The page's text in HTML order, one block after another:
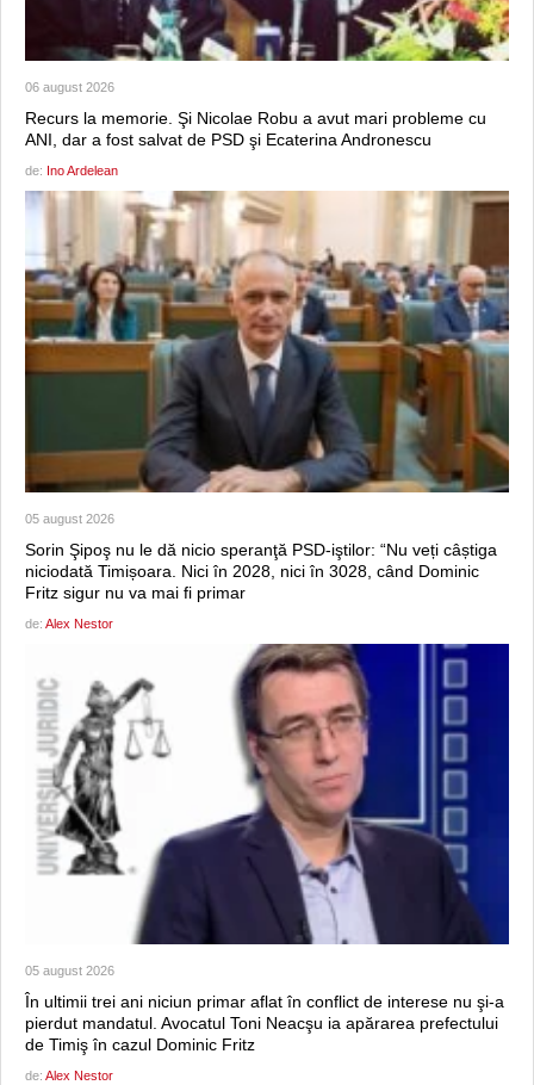
06 august 2026
Recurs la memorie. Şi Nicolae Robu a avut mari probleme cu
ANI, dar a fost salvat de PSD şi Ecaterina Andronescu
de: Ino Ardelean
05 august 2026
Sorin Şipoş nu le dă nicio speranţă PSD-iştilor: “Nu veți câștiga
niciodată Timișoara. Nici în 2028, nici în 3028, când Dominic
Fritz sigur nu va mai fi primar
de: Alex Nestor
05 august 2026
În ultimii trei ani niciun primar aflat în conflict de interese nu şi-a
pierdut mandatul. Avocatul Toni Neacşu ia apărarea prefectului
de Timiş în cazul Dominic Fritz
de: Alex Nestor